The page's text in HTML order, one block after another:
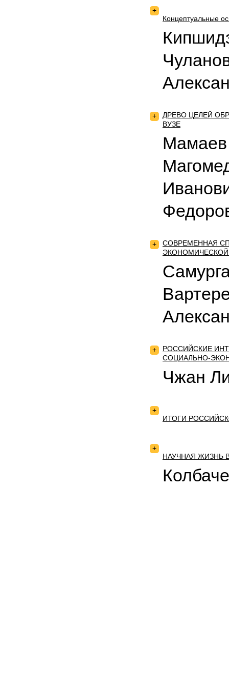
+
Концептуальные
+
ДРЕВО ЦЕЛЕЙ
ВУЗЕ
Мамаев
+
СОВРЕМЕННАЯ
+
РОССИЙСКИЕ
СОЦИАЛЬНО-
Чжан
+
ИТОГИ
+
НАУЧНАЯ ЖИЗНЬ